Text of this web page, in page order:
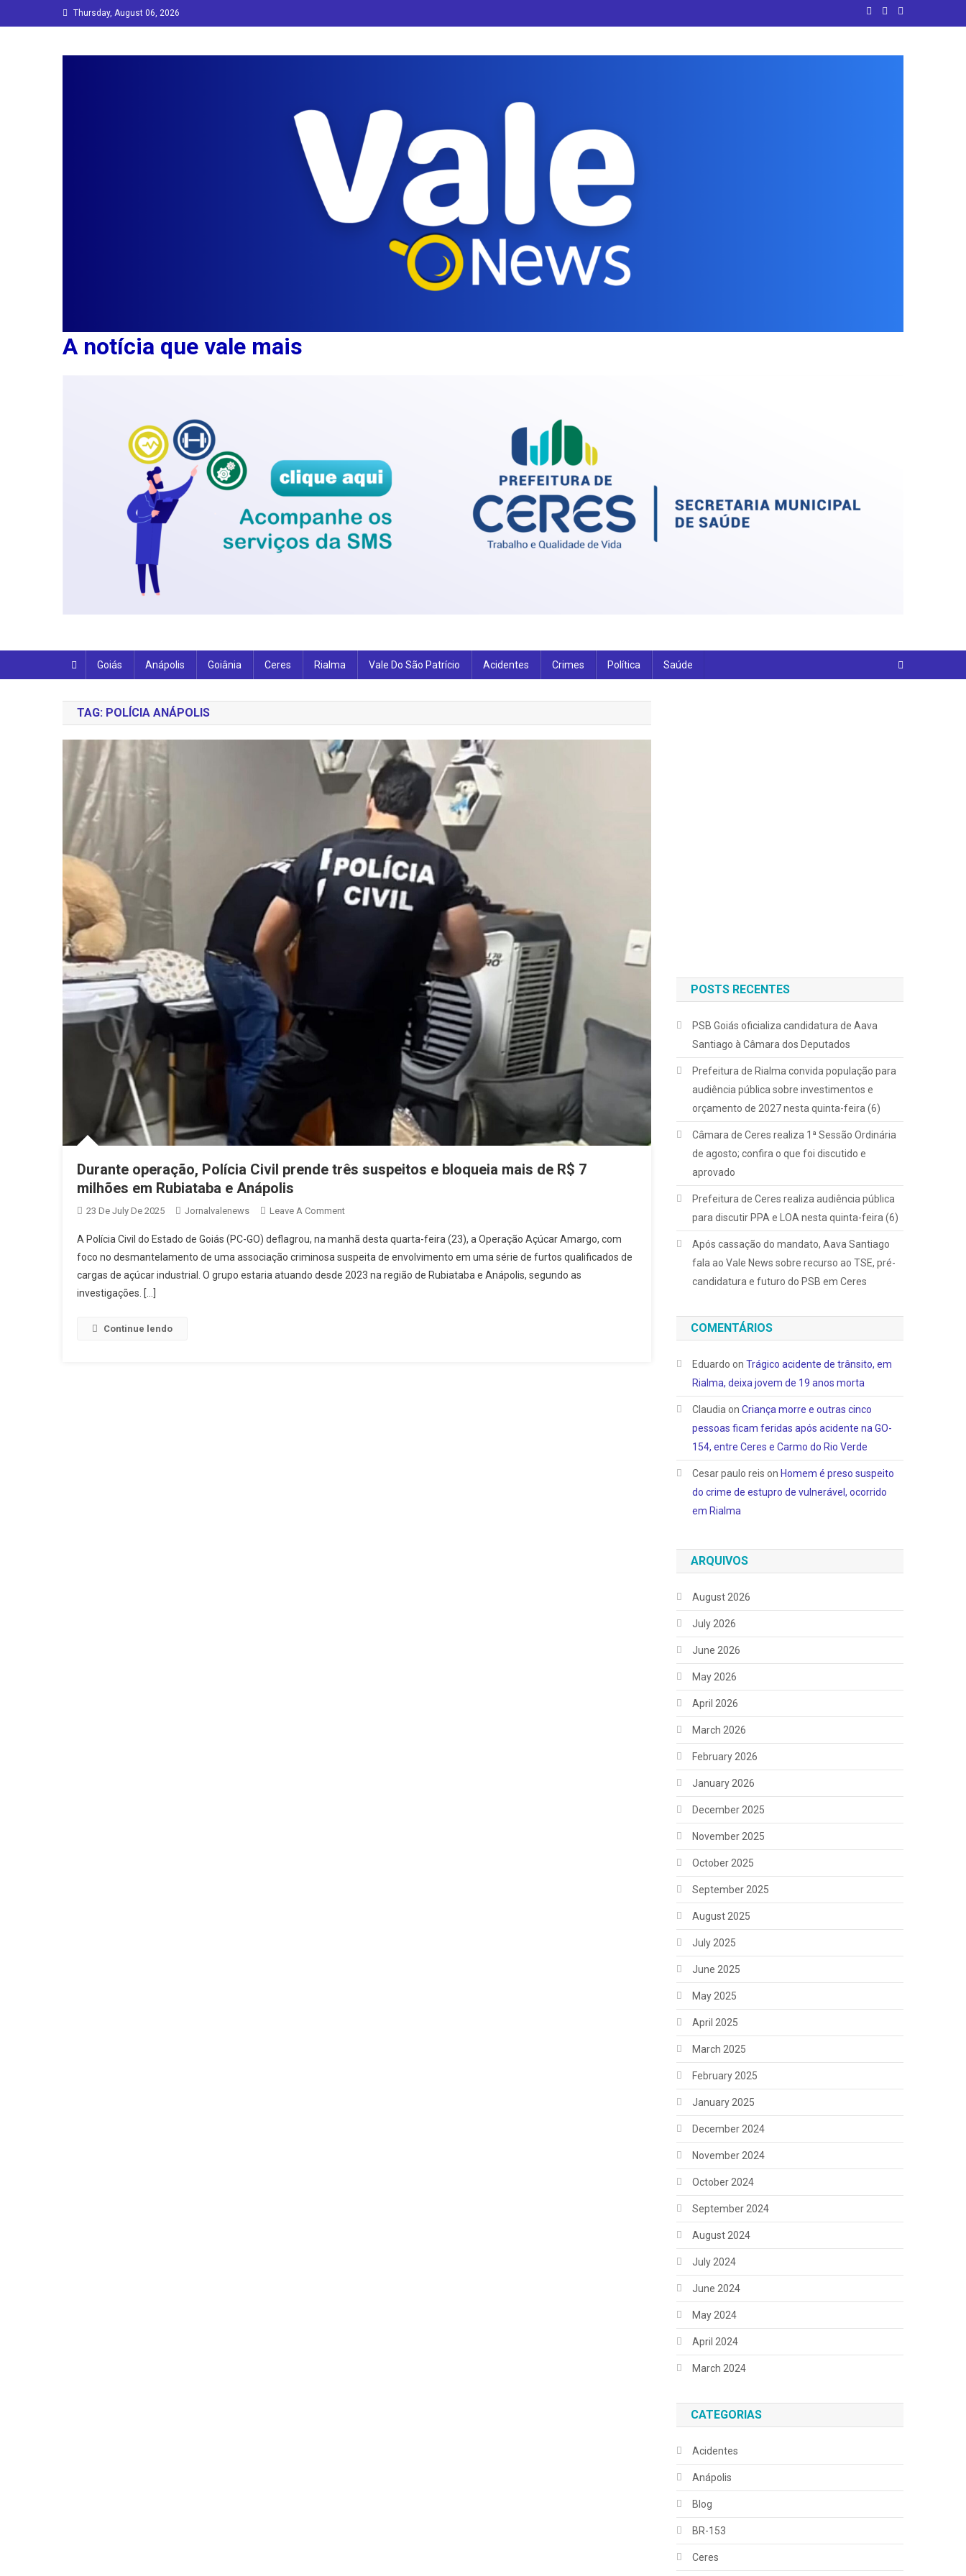
to
Thursday, August 06, 2026
A notícia que vale mais
Goiás Anápolis Goiânia Ceres Rialma Vale Do São Patrício Acidentes Crimes Política Saúde
TAG: POLÍCIA ANÁPOLIS
Durante operação, Polícia Civil prende três suspeitos e bloqueia mais de R$ 7
milhões em Rubiataba e Anápolis
23 De July De 2025 Jornalvalenews Leave A CommentOn
Operação,
Polícia
Civil
A Polícia Civil do Estado de Goiás (PC-GO) deflagrou, na manhã desta quarta-feira (23), a Operação Açúcar Amargo, com
foco no desmantelamento de uma associação criminosa suspeita de envolvimento em uma série de furtos qualificados de
cargas de açúcar industrial. O grupo estaria atuando desde 2023 na região de Rubiataba e Anápolis, segundo as
investigações. […]
Continue lendo
POSTS RECENTES
PSB Goiás oficializa candidatura de Aava
Santiago à Câmara dos Deputados
Prefeitura de Rialma convida população para
audiência pública sobre investimentos e
orçamento de 2027 nesta quinta-feira (6)
Câmara de Ceres realiza 1ª Sessão Ordinária
de agosto; confira o que foi discutido e
aprovado
Prefeitura de Ceres realiza audiência pública
para discutir PPA e LOA nesta quinta-feira (6)
Após cassação do mandato, Aava Santiago
fala ao Vale News sobre recurso ao TSE, pré-
candidatura e futuro do PSB em Ceres
COMENTÁRIOS
Eduardo onTrágico acidente de trânsito, em
Rialma, deixa jovem de 19 anos morta
ClaudiaonCriança morre e outras cinco
pessoas ficam feridas após acidente na GO-
154, entre Ceres e Carmo do Rio Verde
Cesar paulo reis on Homem é preso suspeito
do crime de estupro de vulnerável, ocorrido
em Rialma
ARQUIVOS
August 2026
July 2026
June 2026
May 2026
April 2026
March 2026
February 2026
January 2026
December 2025
November 2025
October 2025
September 2025
August 2025
July 2025
June 2025
May 2025
April 2025
March 2025
February 2025
January 2025
December 2024
November 2024
October 2024
September 2024
August 2024
July 2024
June 2024
May 2024
April 2024
March 2024
CATEGORIAS
Acidentes
Anápolis
Blog
BR-153
Ceres